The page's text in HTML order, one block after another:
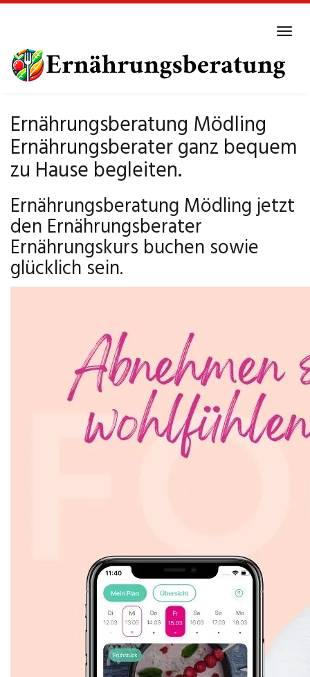
main
content
Ernährungsberatung Mödling
Ernährungsberater ganz bequem
zu Hause begleiten.
Ernährungsberatung Mödling jetzt
den Ernährungsberater
Ernährungskurs buchen sowie
glücklich sein.